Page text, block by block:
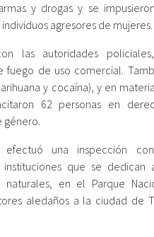
y drogas y se
agresores de mujeres.
las autoridades
fuego de uso comercial.
y cocaína), y en
62 personas en
género.
efectuó una inspección
que se dedican
en el Parque
aledaños a la ciudad de